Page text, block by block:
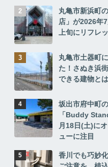
丸亀市新浜町
店」が2026年
上旬にリフレ
丸亀市土器町
た！さぬき浜
できる建物と
坂出市府中町
「Buddy
月18日(土)に
ューに注目
香川でも巧妙